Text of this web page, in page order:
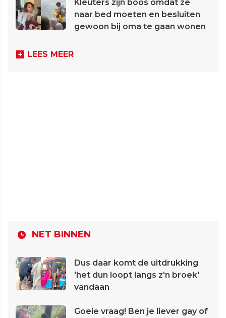
Kleuters zijn boos omdat ze
naar bed moeten en besluiten
gewoon bij oma te gaan wonen
LEES MEER
NET BINNEN
Dus daar komt de uitdrukking
'het dun loopt langs z'n broek'
vandaan
Goeie vraag! Ben je liever gay of